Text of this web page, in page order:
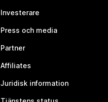
Investerare
Press och media
Partner
Affiliates
Juridisk information